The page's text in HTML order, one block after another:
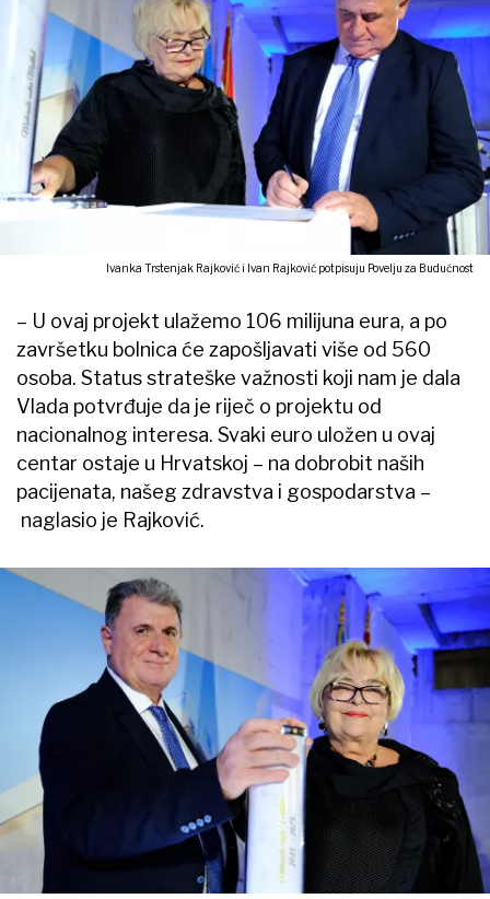
Ivanka Trstenjak Rajković i Ivan Rajković potpisuju Povelju za Budućnost
– U ovaj projekt ulažemo 106 milijuna eura, a po
završetku bolnica će zapošljavati više od 560
osoba. Status strateške važnosti koji nam je dala
Vlada potvrđuje da je riječ o projektu od
nacionalnog interesa. Svaki euro uložen u ovaj
centar ostaje u Hrvatskoj – na dobrobit naših
pacijenata, našeg zdravstva i gospodarstva –
naglasio je Rajković.